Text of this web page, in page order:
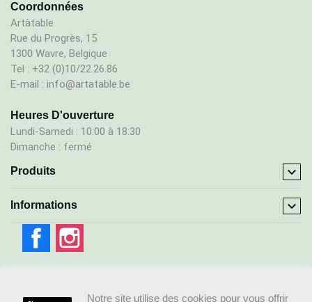
Coordonnées
Artàtable
Rue du Progrès, 15
1300 Wavre, Belgique
Tel : +32 (0)10/22.26.86
E-mail : info@artatable.be
Heures D'ouverture
Lundi-Samedi : 10:00 à 18:30
Dimanche : fermé
Produits 
Informations 
Facebook
Notre site utilise des cookies pour vous offrir